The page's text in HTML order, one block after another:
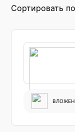
Сортировать